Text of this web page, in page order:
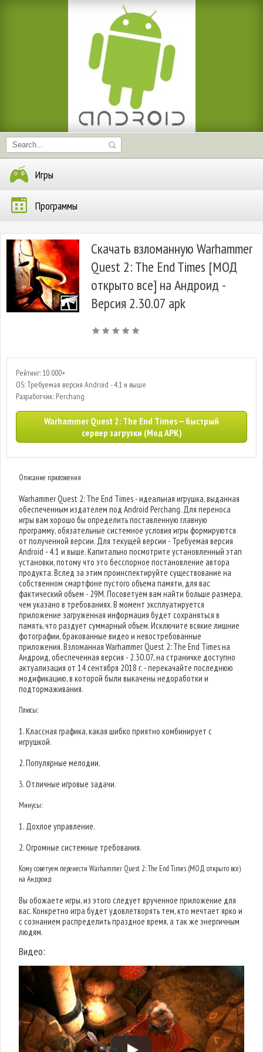
Игры
Программы
Скачать взломанную Warhammer
Quest 2: The End Times [МОД
открыто все] на Андроид -
Версия 2.30.07 apk
Рейтинг: 10 000+
OS: Требуемая версия Android - 4.1 и выше
Разработчик: Perchang
Warhammer Quest 2: The End Times — быстрый
сервер загрузки (Мод APK)
Описание приложения
Warhammer Quest 2: The End Times - идеальная игрушка, выданная
обеспеченным издателем под Android Perchang. Для переноса
игры вам хорошо бы определить поставленную главную
программу, обязательные системное условия игры формируются
от полученной версии. Для текущей версии - Требуемая версия
Android - 4.1 и выше. Капитально посмотрите установленный этап
установки, потому что это бесспорное постановление автора
продукта. Вслед за этим проинспектируйте существование на
собственном смартфоне пустого объема памяти, для вас
фактический объем - 29M. Посоветуем вам найти больше размера,
чем указано в требованиях. В момент эксплуатируется
приложение загруженная информация будет сохраняться в
память, что раздует суммарный объем. Исключите всякие лишние
фотографии, бракованные видео и невостребованные
приложения. Взломанная Warhammer Quest 2: The End Times на
Андроид, обеспеченная версия - 2.30.07, на страничке доступно
актуализация от 14 сентября 2018 г. - перекачайте последнюю
модификацию, в которой были выкачены недоработки и
подтормаживания.
Плюсы:
1. Классная графика, какая шибко приятно комбинирует с
игрушкой.
2. Популярные мелодии.
3. Отличные игровые задачи.
Минусы:
1. Дохлое управление.
2. Огромные системные требования.
Кому советуем перенести Warhammer Quest 2: The End Times (МОД открыто все)
на Андроид
Вы обожаете игры, из этого следует врученное приложение для
вас. Конкретно игра будет удовлетворять тем, кто мечтает ярко и
с сознанием распределить праздное время, а так же энергичным
людям.
Видео: